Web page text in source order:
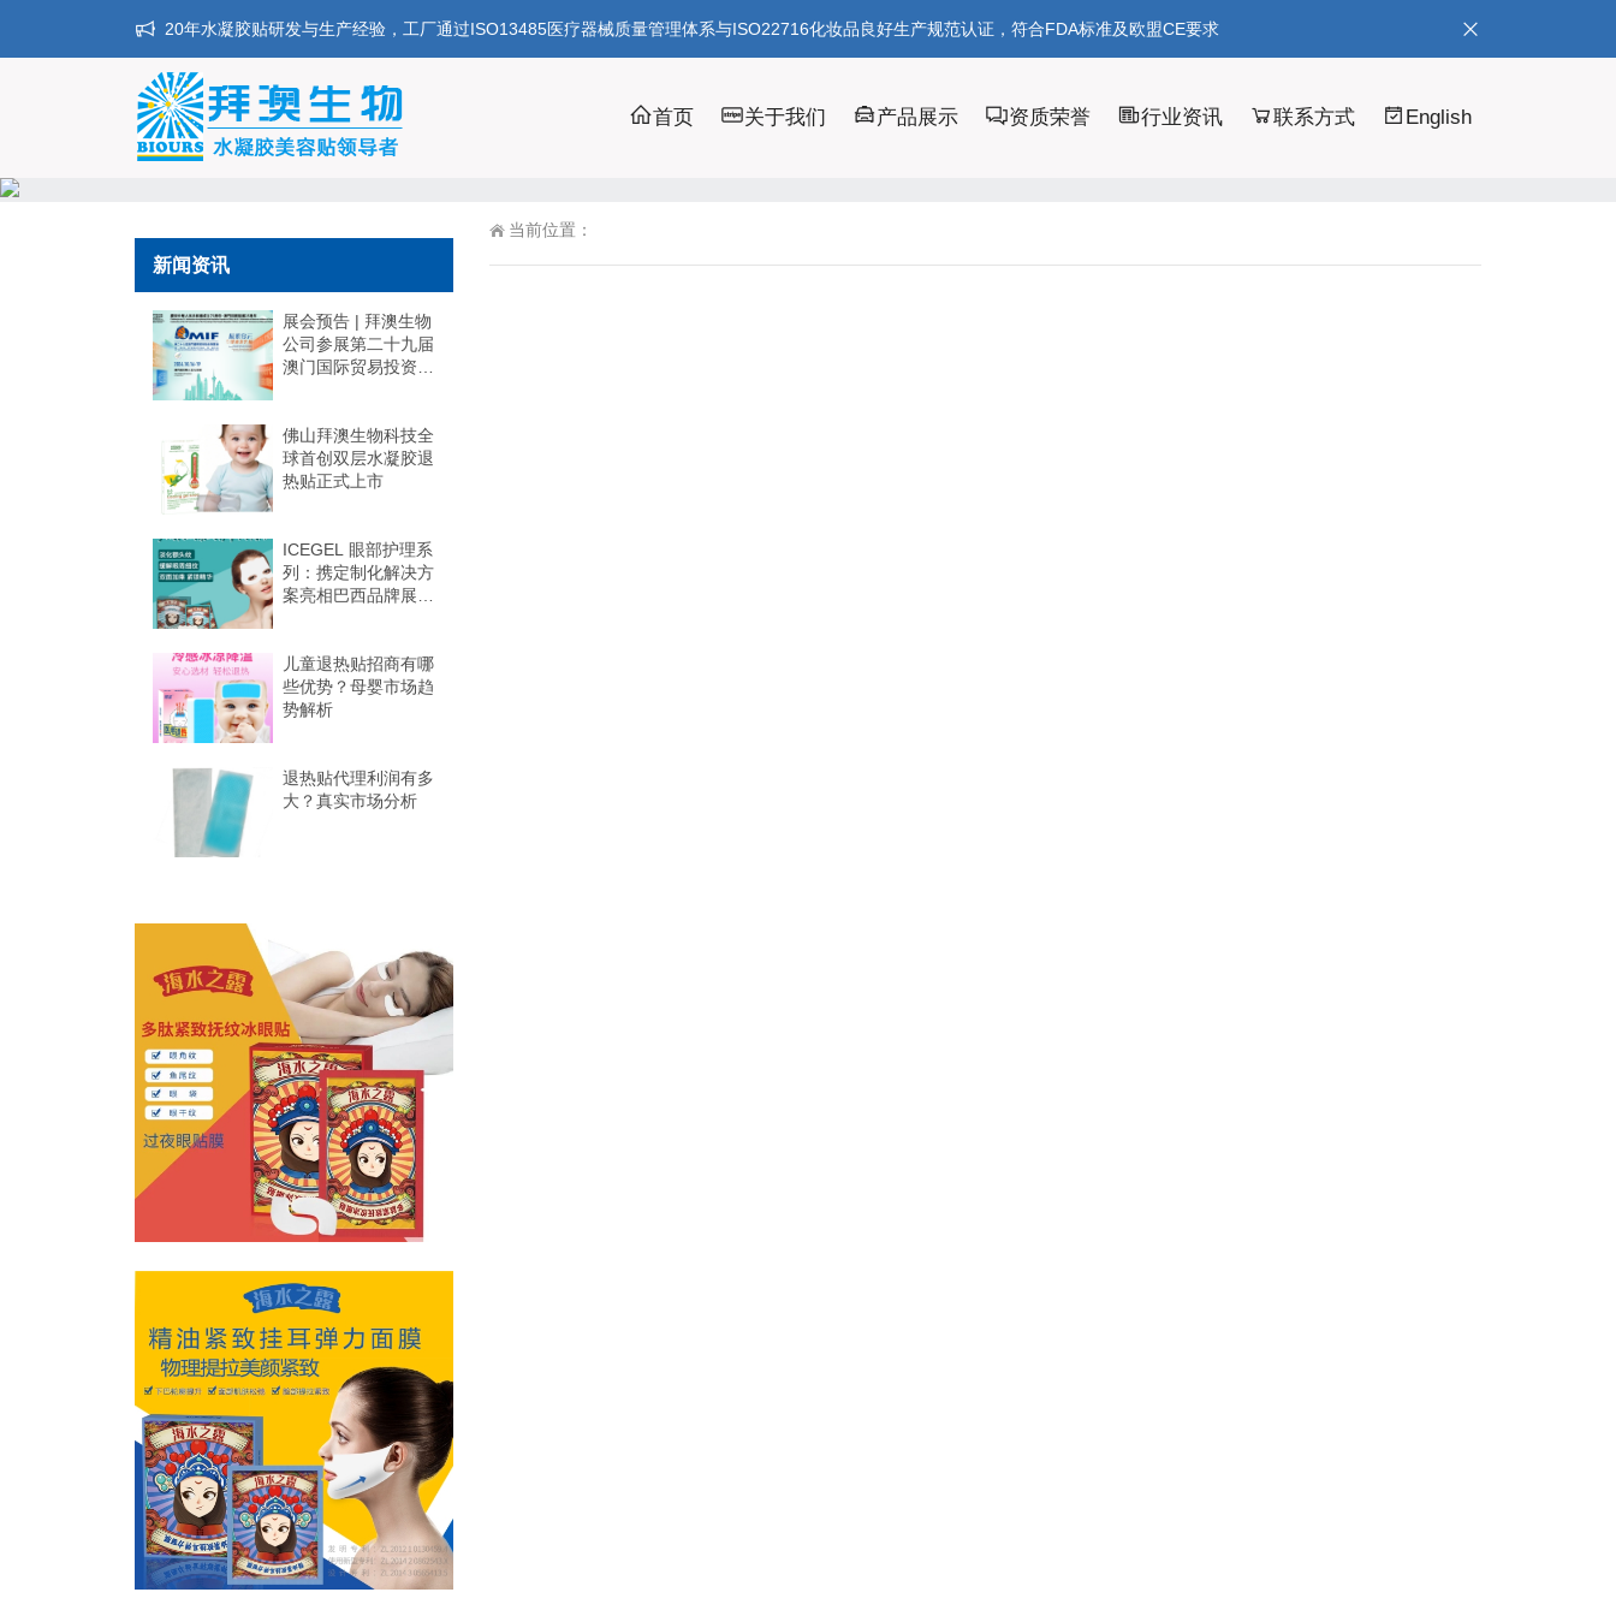
20年水凝胶贴研发与生产经验，工厂通过ISO13485医疗器械质量管理体系与ISO22716化妆品良好生产规范认证，符合FDA标准及欧盟CE要求
首页 关于我们 产品展示 资质荣誉 行业资讯 联系方式 English
当前位置：
新闻资讯
展会预告 | 拜澳生物
公司参展第二十九届
澳门国际贸易投资展
佛山拜澳生物科技全
球首创双层水凝胶退
热贴正式上市
ICEGEL 眼部护理系
列：携定制化解决方
案亮相巴西品牌展，
儿童退热贴招商有哪
些优势？母婴市场趋
势解析
退热贴代理利润有多
大？真实市场分析